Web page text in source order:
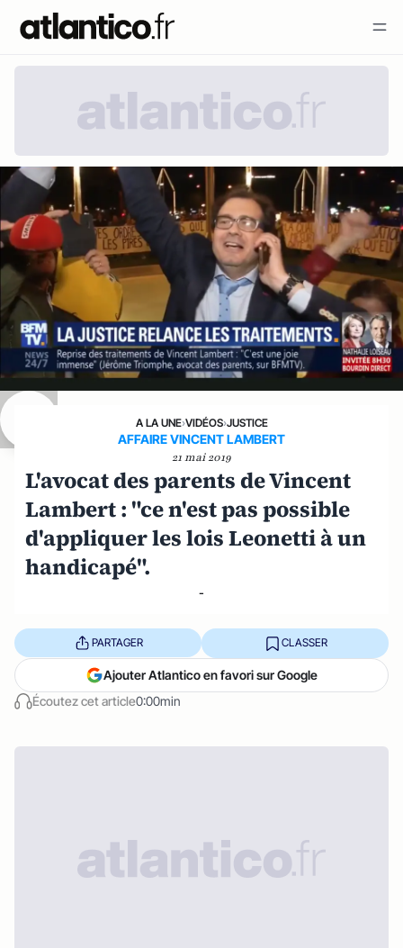
A LA UNE›VIDÉOS›JUSTICE
AFFAIRE VINCENT LAMBERT
21 mai 2019
L'avocat des parents de Vincent
Lambert : "ce n'est pas possible
d'appliquer les lois Leonetti à un
handicapé".
-
Écoutez cet article0:00min
PARTAGER CLASSER
Ajouter Atlantico en favori sur Google